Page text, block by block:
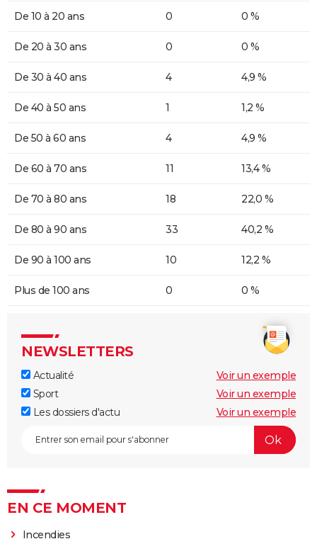
De 10 à 20 ans 0 0 %
De 20 à 30 ans 0 0 %
De 30 à 40 ans 4 4,9 %
De 40 à 50 ans 1 1,2 %
De 50 à 60 ans 4 4,9 %
De 60 à 70 ans 11 13,4 %
De 70 à 80 ans 18 22,0 %
De 80 à 90 ans 33 40,2 %
De 90 à 100 ans 10 12,2 %
Plus de 100 ans 0 0 %
NEWSLETTERS
Actualité
Voir un exemple
Sport
Voir un exemple
Les dossiers d'actu
Voir un exemple
EN CE MOMENT
Incendies